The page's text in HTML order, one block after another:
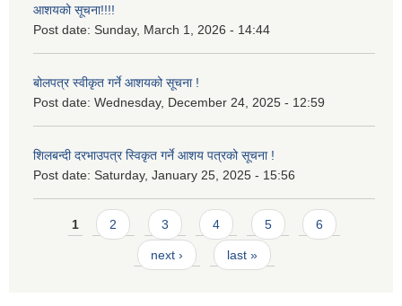
आशयको सूचना!!!!
Post date: Sunday, March 1, 2026 - 14:44
बोलपत्र स्वीकृत गर्ने आशयको सूचना !
Post date: Wednesday, December 24, 2025 - 12:59
शिलबन्दी दरभाउपत्र स्विकृत गर्ने आशय पत्रको सूचना !
Post date: Saturday, January 25, 2025 - 15:56
Pages
1 2 3 4 5 6
next › last »